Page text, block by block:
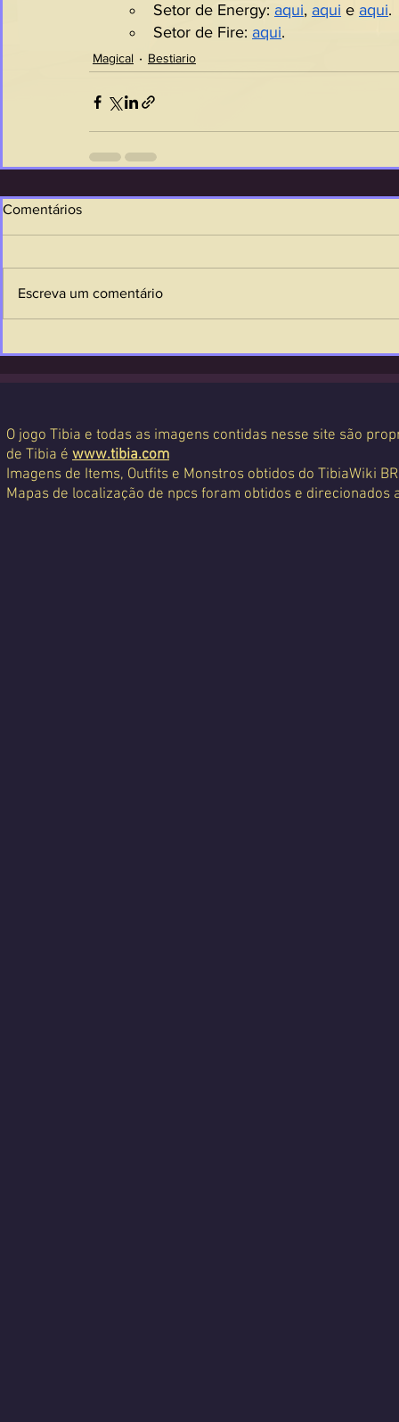
Setor de Energy: aqui, aqui e aqui.
Setor de Fire: aqui.
Magical Bestiario
Comentários
Escreva um comentário
O jogo Tibia e todas as imagens contidas nesse site são
de Tibia é www.tibia.com
Imagens de Items, Outfits e Monstros obtidos do TibiaWiki
Mapas de localização de npcs foram obtidos e direcionados